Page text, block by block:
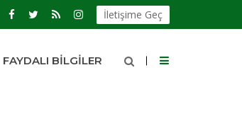
İletişime Geç
FAYDALI BILGILER